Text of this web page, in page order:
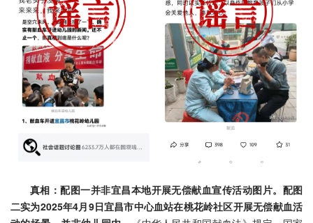
真相：配图一并非宜昌本地开展无偿献血宣传活动图片。配图
二实为2025年4月9日宜昌市中心血站在桃花岭社区开展无偿献血活